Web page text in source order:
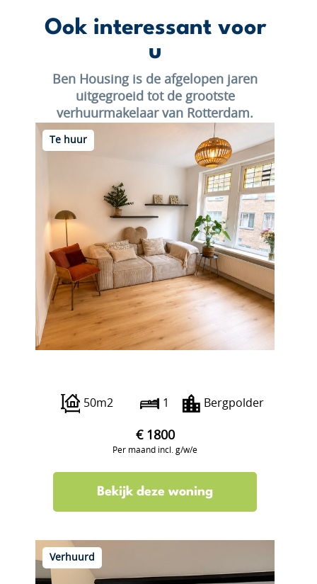
Ook interessant voor
u
Ben Housing is de afgelopen jaren
uitgegroeid tot de grootste
verhuurmakelaar van Rotterdam.
Te huur
50m2 1 Bergpolder
€ 1800
Per maand incl. g/w/e
Bekijk deze woning
Verhuurd